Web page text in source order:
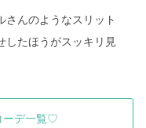
さんのようなスリット
したほうがスッキリ見
ーデ一覧♡